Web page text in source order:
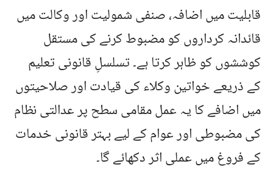
قابلیت میں اضافہ، صنفی شمولیت اور وکالت میں
قائدانہ کرداروں کو مضبوط کرنے کی مستقل
کوششوں کو ظاہر کرتا ہے۔ تسلسلِ قانونی تعلیم
کے ذریعے خواتین وکلاء کی قیادت اور صلاحیتوں
میں اضافے کا یہ عمل مقامی سطح پر عدالتی نظام
کی مضبوطی اور عوام کے لیے بہتر قانونی خدمات
کے فروغ میں عملی اثر دکھائے گا۔